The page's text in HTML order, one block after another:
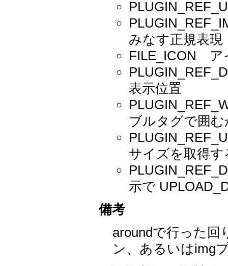
みなす正規表現
FILE_ICON ア
表示位置
ブルタグで囲む
サイズを取得す
示で
備考
aroundで行った回
ン、あるいはimg